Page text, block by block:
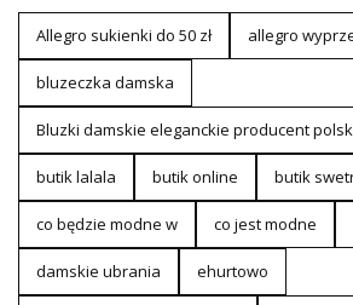
Allegro sukienki do 50 zł allegro
bluzeczka damska
Bluzki damskie eleganckie producent
butik lalala butik online butik
co będzie modne w co jest modne
damskie ubrania ehurtowo